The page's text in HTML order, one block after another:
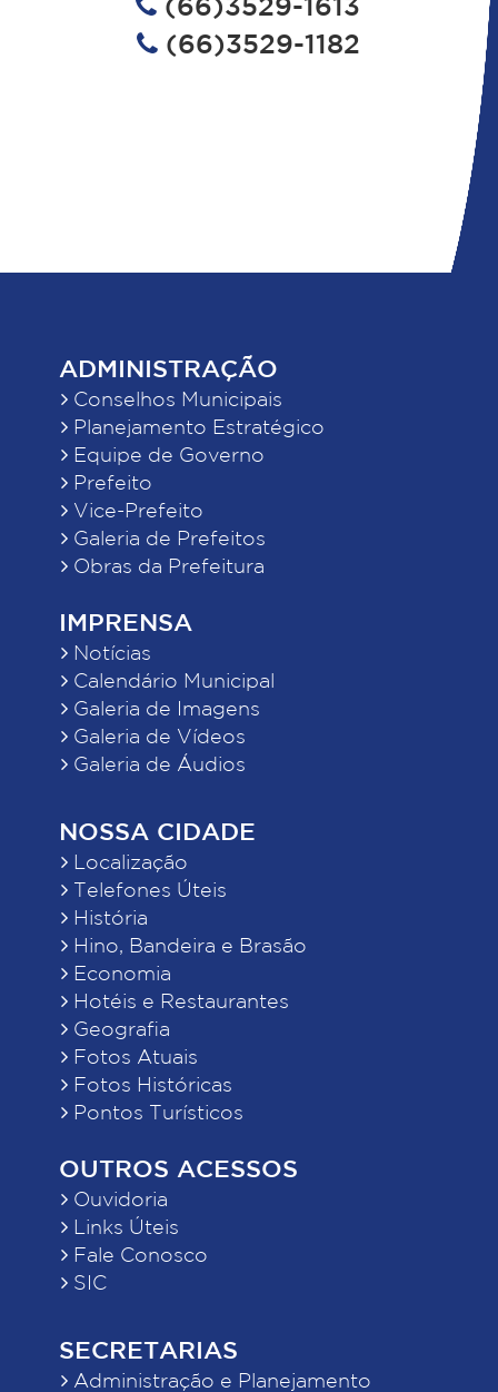
(66)3529-1182
ADMINISTRAÇÃO
Conselhos Municipais
Planejamento Estratégico
Equipe de Governo
Prefeito
Vice-Prefeito
Galeria de Prefeitos
Obras da Prefeitura
IMPRENSA
Notícias
Calendário Municipal
Galeria de Imagens
Galeria de Vídeos
Galeria de Áudios
NOSSA CIDADE
Localização
Telefones Úteis
História
Hino, Bandeira e Brasão
Economia
Hotéis e Restaurantes
Geografia
Fotos Atuais
Fotos Históricas
Pontos Turísticos
OUTROS ACESSOS
Ouvidoria
Links Úteis
Fale Conosco
SIC
SECRETARIAS
Administração e Planejamento